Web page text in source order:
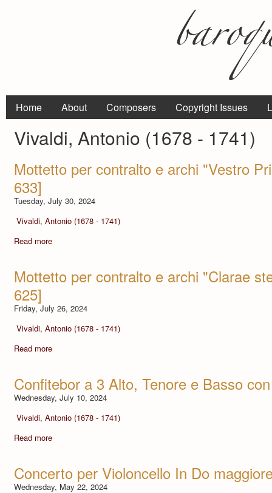
Home About Composers Copyright Issues
Vivaldi, Antonio (1678 - 1741)
Mottetto per contralto e archi "Vestro
633]
Tuesday, July 30, 2024
Vivaldi, Antonio (1678 - 1741)
Read more
Mottetto per contralto e archi "Clarae
625]
Friday, July 26, 2024
Vivaldi, Antonio (1678 - 1741)
Read more
Confitebor a 3 Alto, Tenore e Basso
Wednesday, July 10, 2024
Vivaldi, Antonio (1678 - 1741)
Read more
Concerto per Violoncello In Do
Wednesday, May 22, 2024